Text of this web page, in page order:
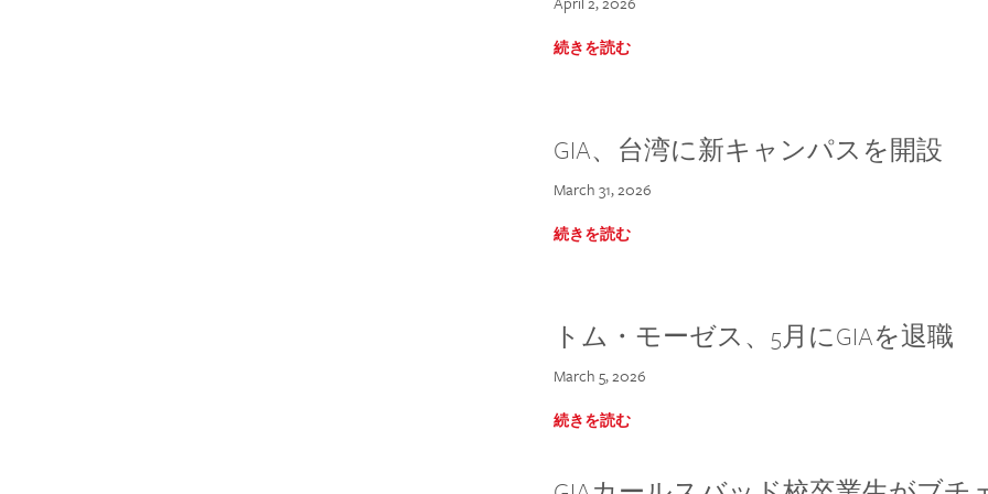
続きを読む
GIA、台湾に新キャンパスを開設
March 31, 2026
続きを読む
トム・モーゼス、5月にGIAを退職
March 5, 2026
続きを読む